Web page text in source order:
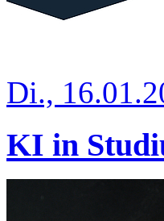
Di.,
KI in